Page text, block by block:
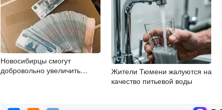
Новосибирцы смогут
добровольно увеличить
Жители Тюмени жалуются на
качество питьевой воды